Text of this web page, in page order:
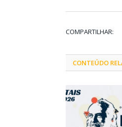
COMPARTILHAR:
CONTEÚDO